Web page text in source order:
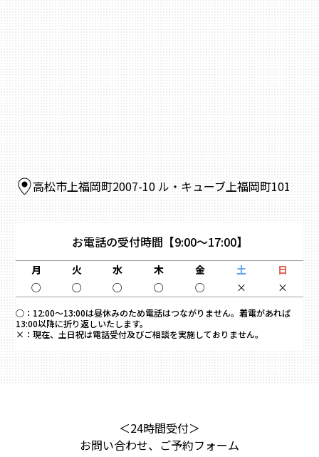
高松市上福岡町2007-10 ル・キューブ上福岡町101
お電話の受付時間 【9:00～17:00】
月 火 水 木 金 土
日
○
○ ○ ○ ○ × ×
○： 12:00～13:00は昼休みのため電話はつながりません。着電があれば
13:00以降に折り返しいたします。
×： 現在、土日祝は電話受付及びご相談を実施しておりません。
＜24時間受付＞
お問い合わせ、ご予約フォーム